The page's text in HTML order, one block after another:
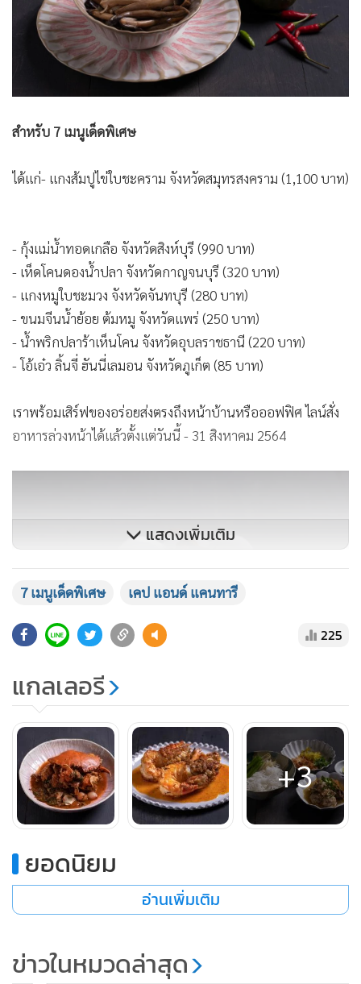
สำหรับ 7 เมนูเด็ดพิเศษ
ได้แก่- แกงส้มปูไข่ใบชะคราม จังหวัดสมุทรสงคราม (1,100 บาท)
- กุ้งแม่น้ำทอดเกลือ จังหวัดสิงห์บุรี (990 บาท)
- เห็ดโคนดองน้ำปลา จังหวัดกาญจนบุรี (320 บาท)
- แกงหมูใบชะมวง จังหวัดจันทบุรี (280 บาท)
- ขนมจีนน้ำย้อย ต้มหมู จังหวัดแพร่ (250 บาท)
- น้ำพริกปลาร้าเห็นโคน จังหวัดอุบลราชธานี (220 บาท)
- โอ้เอ๋ว ลิ้นจี่ ฮันนี่เลมอน จังหวัดภูเก็ต (85 บาท)
เราพร้อมเสิร์ฟของอร่อยส่งตรงถึงหน้าบ้านหรือออฟฟิศ ไลน์สั่ง
อาหารล่วงหน้าได้แล้วตั้งแต่วันนี้ - 31 สิงหาคม 2564
แสดงเพิ่มเติม
7 เมนูเด็ดพิเศษ เคป แอนด์ แคนทารี
225
แกลเลอรี
+3
ยอดนิยม
อ่านเพิ่มเติม
ข่าวในหมวดล่าสุด